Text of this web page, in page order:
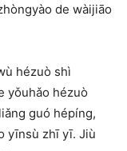
de wàijiāo
hézuò shì
yǒuhǎo hézuò
guó hépíng,
yīnsù zhī yī. Jiù